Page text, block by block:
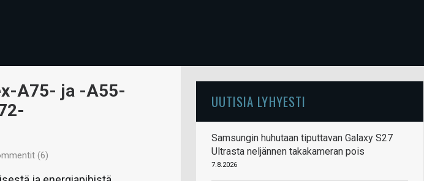
A75- ja -A55-
(6)
UUTISIA LYHYESTI
Samsungin huhutaan tiputtavan Galaxy S27
Ultrasta neljännen takakameran pois
7.8.2026